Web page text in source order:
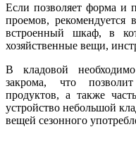
Если позволяет форма и
проемов,
встроенный шкаф, в
хозяйственные вещи,
В кладовой
закрома, что
продуктов, а также
устройство небольшой
вещей сезонного